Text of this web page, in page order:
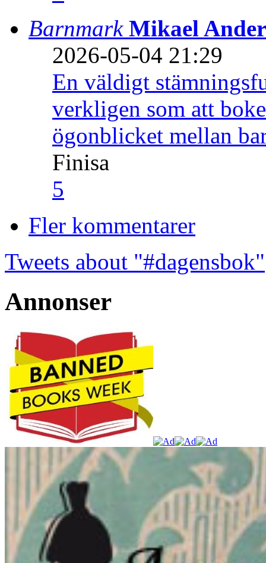
Barnmark Mikael
2026-05-04 21:29
En väldigt
verkligen som att
ögonblicket mellan
Finisa
5
Fler kommentarer
Tweets about "#dagensbok"
Annonser